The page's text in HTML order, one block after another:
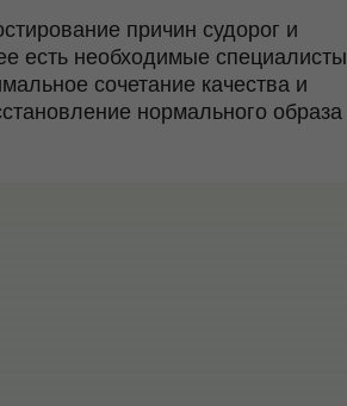
причин судорог и
есть необходимые специалисты
сочетание качества и
нормального образа